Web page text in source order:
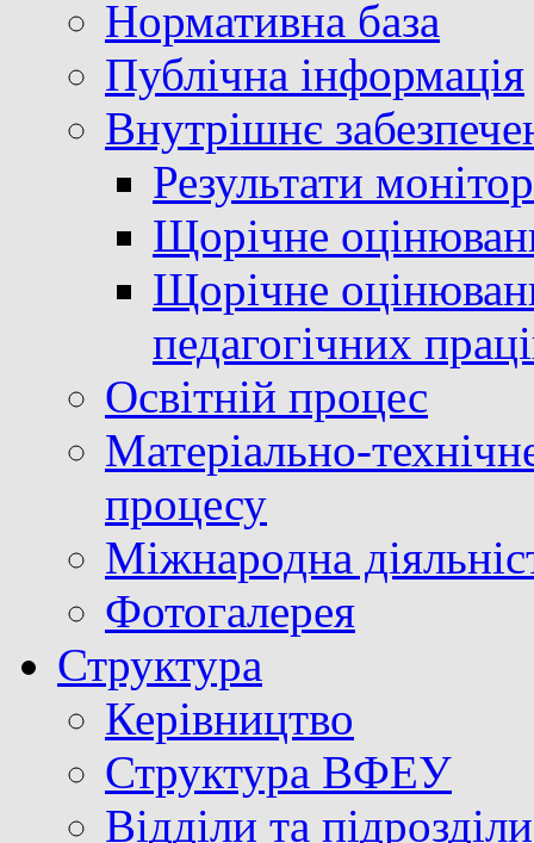
Нормативна база
Публічна інформація
Внутрішнє
Результати
Щорічне
Щорічне
педагогічних
Освітній процес
Матеріально-
процесу
Міжнародна
Фотогалерея
Структура
Керівництво
Структура ВФЕУ
Відділи та